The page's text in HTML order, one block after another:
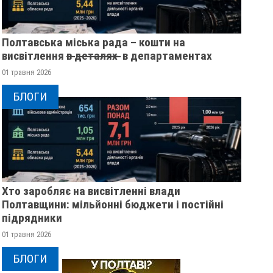
Полтавська міська рада – кошти на
висвітлення в̶ ̶д̶е̶т̶а̶л̶я̶х̶ ̶ в департаментах
01 травня 2026
БЛОГИ
Хто заробляє на висвітленні влади
Полтавщини: мільйонні бюджети і постійні
підрядники
01 травня 2026
БЛОГИ